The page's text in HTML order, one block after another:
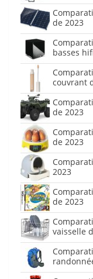
de 2023
basses
couvrant
de 2023
de 2023
2023
de 2023
vaisselle